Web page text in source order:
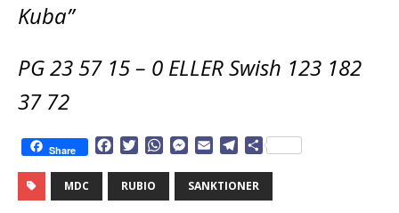
Kuba”
PG 23 57 15 – 0 ELLER Swish 123 182
37 72
Share
e
i
t
W
t
M
s
s
a
i
l
e
D
a
MDC RUBIO SANKTIONER